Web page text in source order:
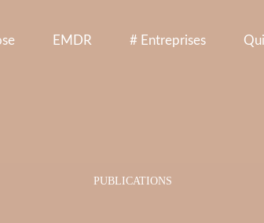
EMDR # Entreprises